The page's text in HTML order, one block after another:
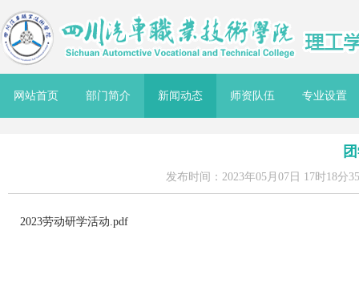
网站首页 部门简介 新闻动态 师资队伍 专业设置
发布时间：2023年05月07日 17时18分
2023劳动研学活动.pdf